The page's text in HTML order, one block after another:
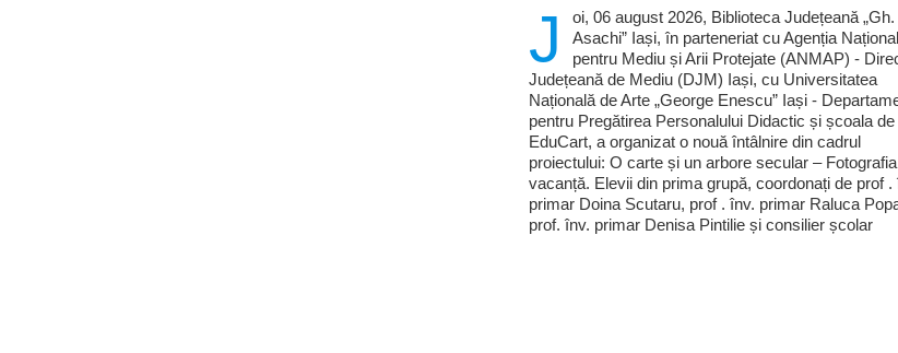
J
oi, 06 august 2026, Biblioteca Județeană „Gh.
Asachi” Iași, în parteneriat cu Agenția
pentru Mediu și Arii Protejate (ANMAP) -
Județeană de Mediu (DJM) Iași, cu Universitatea
Națională de Arte „George Enescu” Iași -
pentru Pregătirea Personalului Didactic și școala
EduCart, a organizat o nouă întâlnire din cadrul
proiectului: O carte și un arbore secular –
vacanță. Elevii din prima grupă, coordonați de prof .
primar Doina Scutaru, prof . înv. primar Raluca
prof. înv. primar Denisa Pintilie și consilier școlar